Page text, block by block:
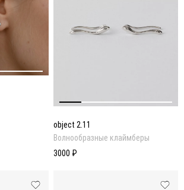
object 2.11
Волнообразные клаймберы
3000 ₽